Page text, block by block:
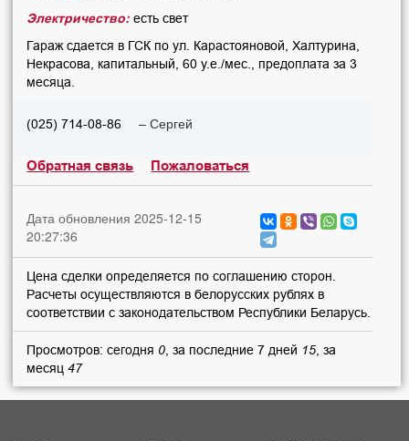
Электричество: есть свет
Гараж сдается в ГСК по ул. Карастояновой, Халтурина,
Некрасова, капитальный, 60 у.е./мес., предоплата за 3
месяца.
(025) 714-08-86 – Сергей
Обратная связь Пожаловаться
Дата обновления 2025-12-15
20:27:36
Цена сделки определяется по соглашению сторон.
Расчеты осуществляются в белорусских рублях в
соответствии с законодательством Республики Беларусь.
Просмотров: сегодня 0, за последние 7 дней 15, за
месяц47